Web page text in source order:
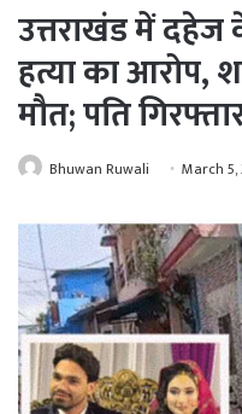
उत्तराखंड में दहेज
हत्या का आरोप,
मौत; पति
Bhuwan Ruwali March 5,